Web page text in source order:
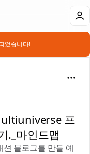
었습니다!
프
._마인드맵
션 블로그를 만들 예